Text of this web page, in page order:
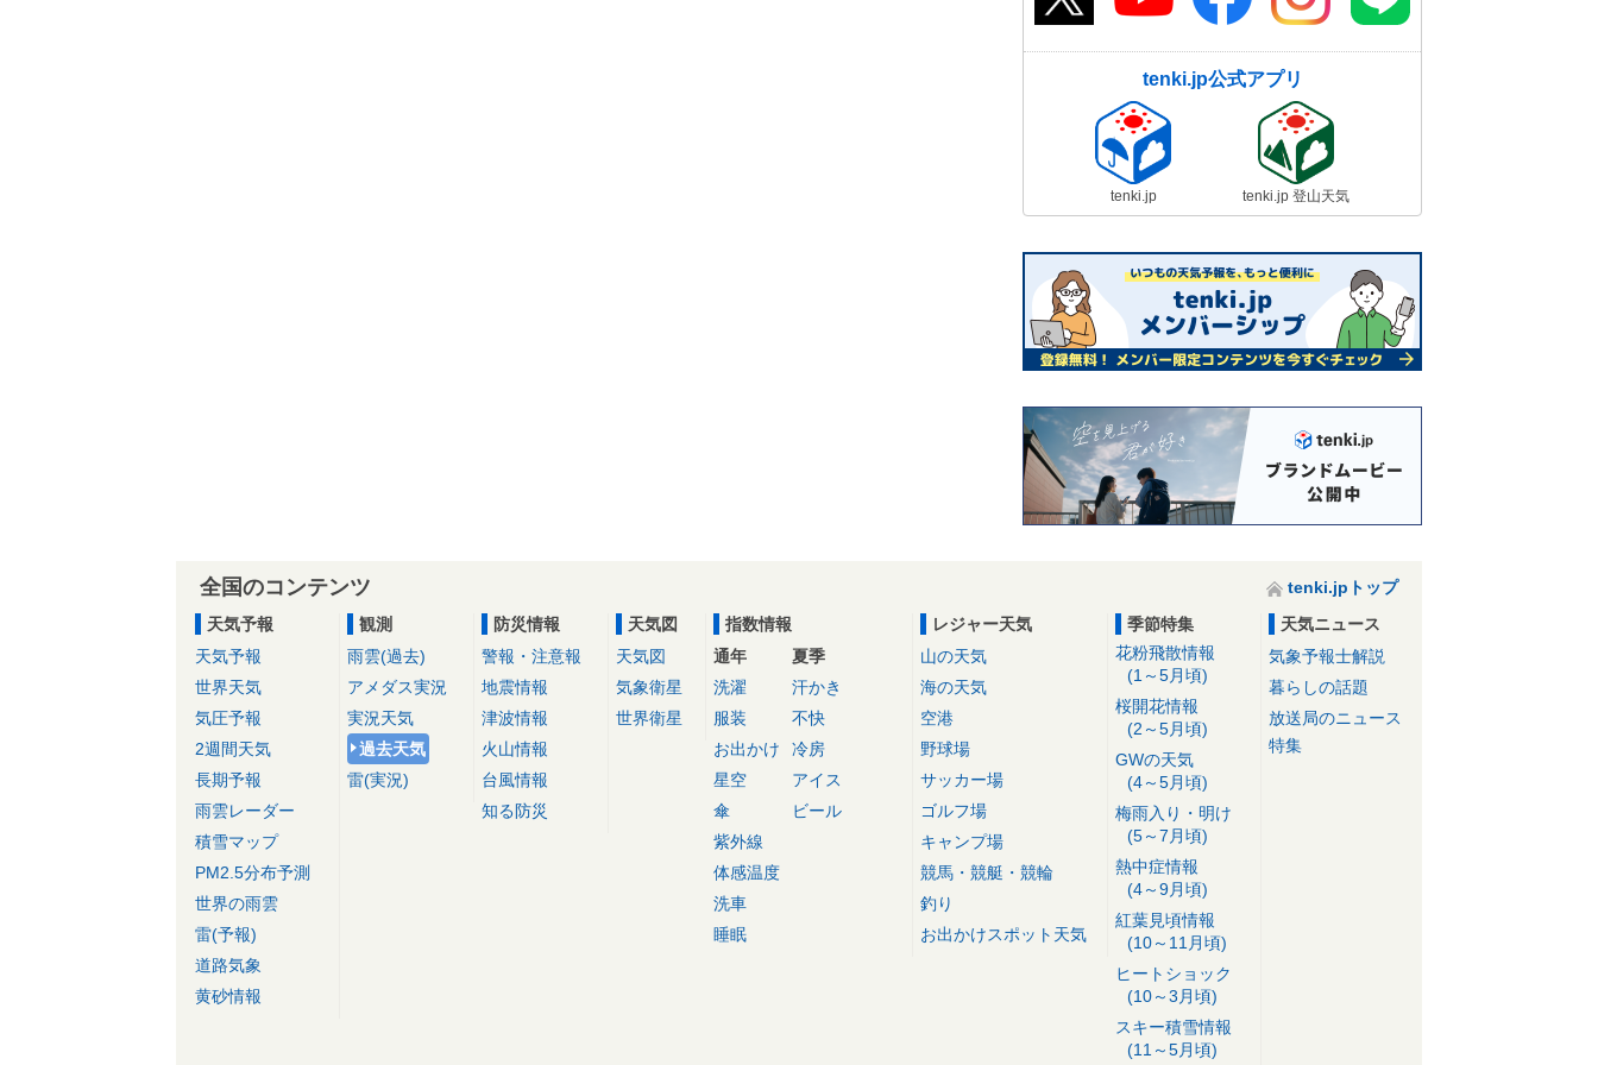
tenki.jp公式アプリ
tenki.jp tenki.jp 登山天気
全国のコンテンツ
tenki.jpトップ
天気予報
天気予報
世界天気
気圧予報
2週間天気
長期予報
雨雲レーダー
積雪マップ
PM2.5分布予測
世界の雨雲
雷(予報)
道路気象
黄砂情報
観測
雨雲(過去)
アメダス実況
実況天気
過去天気
雷(実況)
防災情報
警報・注意報
地震情報
津波情報
火山情報
台風情報
知る防災
天気図
天気図
気象衛星
世界衛星
指数情報
通年
洗濯
服装
お出かけ
星空
傘
紫外線
体感温度
洗車
睡眠
夏季
汗かき
不快
冷房
アイス
ビール
レジャー天気
山の天気
海の天気
空港
野球場
サッカー場
ゴルフ場
キャンプ場
競馬・競艇・競輪
釣り
お出かけスポット天気
季節特集
花粉飛散情報
(1～5月頃)
桜開花情報
(2～5月頃)
GWの天気
(4～5月頃)
梅雨入り・明け
(5～7月頃)
熱中症情報
(4～9月頃)
紅葉見頃情報
(10～11月頃)
ヒートショック
(10～3月頃)
スキー積雪情報
(11～5月頃)
天気ニュース
気象予報士解説
暮らしの話題
放送局のニュース
特集